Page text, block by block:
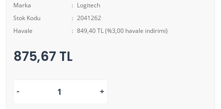
Marka
Logitech
Stok Kodu
2041262
Havale
849,40 TL (%3,00 havale indirimi)
875,67 TL